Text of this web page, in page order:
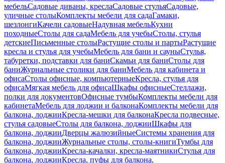
мебельСадовые диваны, креслаСадовые стульяСадовые,
уличные столыКомплекты мебели для садаГамаки,
шезлонгиКачели садовыеНадувная мебельКухни
походныеСтолы для садаМебель для учебыСтолы, стулья
детскиеПисьменные столыРастущие столы и партыРастущие
кресла и стулья для учебыМебель для бани и сауныСтулья,
табуретки, подставки для баниСкамьи для баниСтолы для
баниЖурнальные столики для баниМебель для кабинета и
офисаСтолы офисные, компьютерныеКресла, стулья для
офисаМягкая мебель для офисаШкафы офисныеСтеллажи,
полки для документовОфисные тумбыКомплекты мебели для
кабинетаМебель для лоджии и балконаКомплекты мебели для
балкона, лоджииКресла-мешки для балконаКресла подвесные,
стулья садовыеСтолы для балкона, лоджииШкафы для
балкона, лоджииДверцы жалюзийныеСистемы хранения для
балкона, лоджииЖурнальные столы, столы-книгиТумбы для
балкона, лоджииКресла-качалки, кресла-маятникиСтулья для
балкона, лоджииКресла, пуфы для балкона,